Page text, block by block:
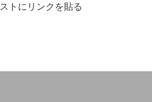
トにリンクを貼る